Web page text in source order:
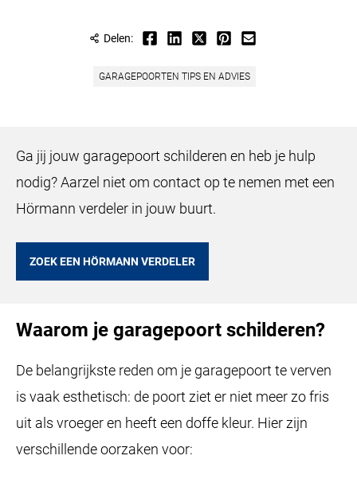
Delen:
GARAGEPOORTEN TIPS EN ADVIES
Ga jij jouw garagepoort schilderen en heb je hulp
nodig? Aarzel niet om contact op te nemen met een
Hörmann verdeler in jouw buurt.
ZOEK EEN HÖRMANN VERDELER
Waarom je garagepoort schilderen?
De belangrijkste reden om je garagepoort te verven
is vaak esthetisch: de poort ziet er niet meer zo fris
uit als vroeger en heeft een doffe kleur. Hier zijn
verschillende oorzaken voor: